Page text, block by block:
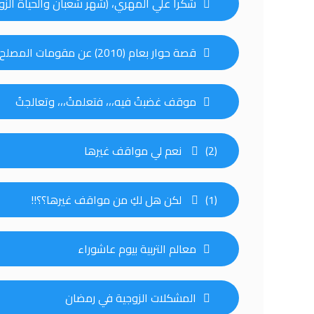
قصة حوار بعام (2010) عن مقومات المصلح الأسري
موقف غضبتُ فيه،،، فتعلمتُ،،، وتعالجتُ
(2) نعم لي مواقف غيرها
(1) لكن هل لكِ من مواقف غيرها؟؟!!
معالم التربية بيوم عاشوراء
المشكلات الزوجية في رمضان